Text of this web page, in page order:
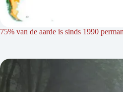
75% van de aarde is sinds 1990